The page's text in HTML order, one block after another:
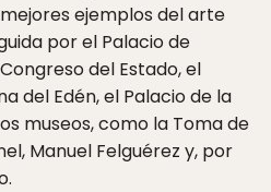
ejemplos del arte
por el Palacio de
del Estado, el
del Edén, el Palacio de la
museos, como la Toma de
Manuel Felguérez y, por